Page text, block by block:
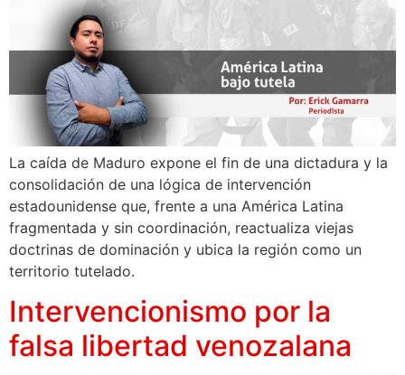
La caída de Maduro expone el fin de una dictadura y la
consolidación de una lógica de intervención
estadounidense que, frente a una América Latina
fragmentada y sin coordinación, reactualiza viejas
doctrinas de dominación y ubica la región como un
territorio tutelado.
Intervencionismo por la
falsa libertad venozalana